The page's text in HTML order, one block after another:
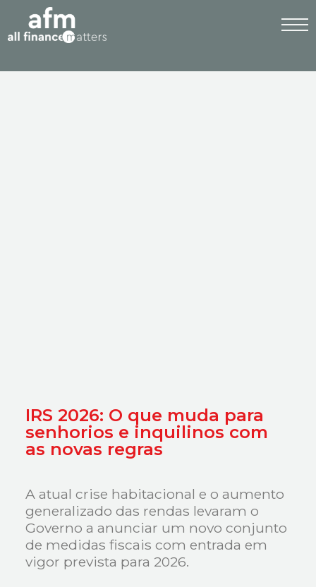
IRS 2026: O que muda para
senhorios e inquilinos com
as novas regras
A atual crise habitacional e o aumento
generalizado das rendas levaram o
Governo a anunciar um novo conjunto
de medidas fiscais com entrada em
vigor prevista para 2026.